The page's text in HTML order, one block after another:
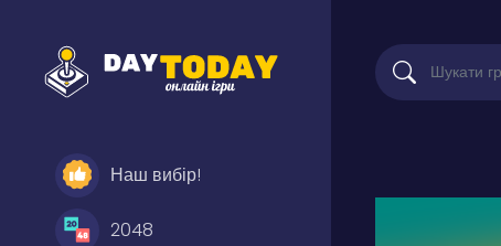
Наш вибір!
2048